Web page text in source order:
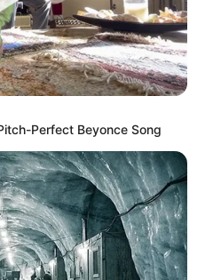
Perfect Beyonce Song